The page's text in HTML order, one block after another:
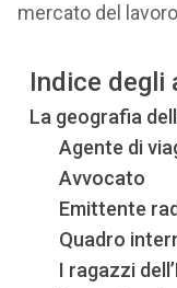
mercato del
Indice degli
La geografia
Agente di
Avvocato
Emittente
Quadro
I ragazzi